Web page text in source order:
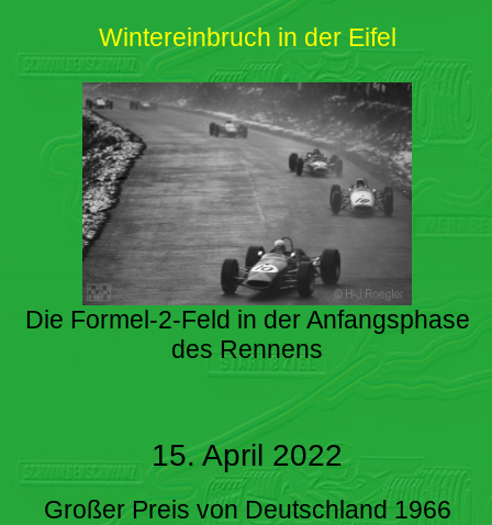
Wintereinbruch in der Eifel
Die Formel-2-Feld in der Anfangsphase
des Rennens
15. April 2022
Großer Preis von Deutschland 1966